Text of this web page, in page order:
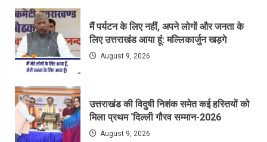
मैं पर्यटन के लिए नहीं, अपने लोगों और जनता के
लिए उत्तराखंड आया हूं: मल्लिकार्जुन खड़गे
August 9, 2026
उत्तराखंड की विदुषी निशंक समेत कई हस्तियों को
मिला प्रथम ‘दिल्ली गौरव सम्मान-2026
August 9, 2026